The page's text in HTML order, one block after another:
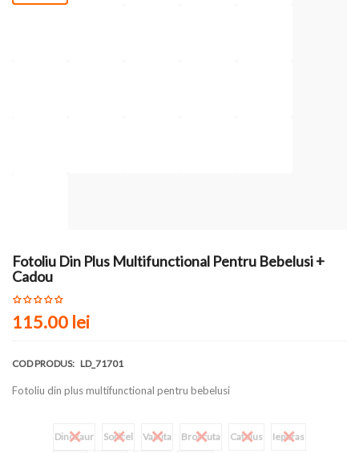
Fotoliu Din Plus Multifunctional Pentru Bebelusi +
Cadou
115.00 lei
COD PRODUS: LD_71701
Fotoliu din plus multifunctional pentru bebelusi
Dinozaur Soricel Vacuta Broscuta Catelus Iepuras